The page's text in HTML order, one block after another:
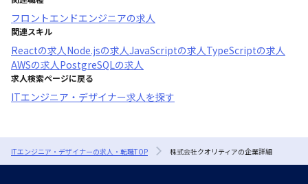
フロントエンドエンジニアの求人
関連スキル
Reactの求人 Node.jsの求人JavaScriptの求人 TypeScriptの求人
AWSの求人 PostgreSQLの求人
求人検索ページに戻る
ITエンジニア・デザイナー求人を探す
ITエンジニア・デザイナーの求人・転職TOP 株式会社クオリティアの企業詳細